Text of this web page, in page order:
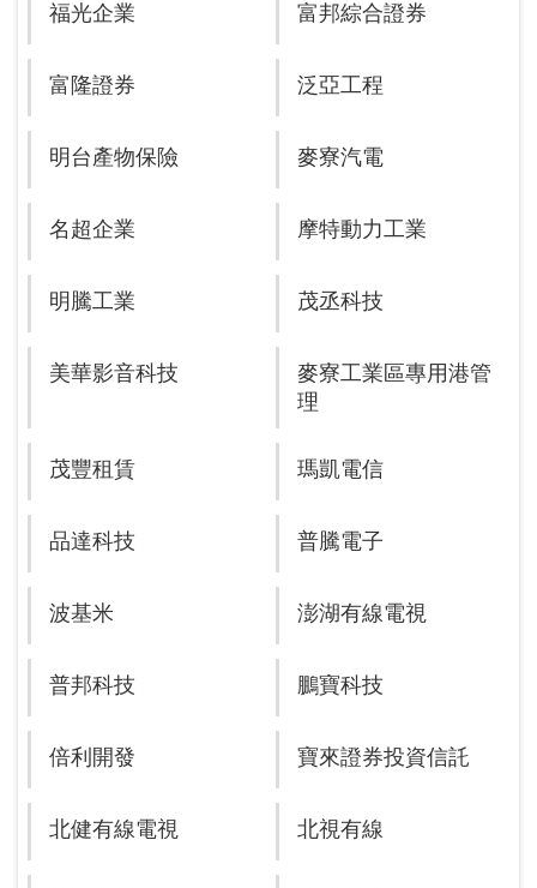
福光企業 富邦綜合證券
富隆證券 泛亞工程
明台產物保險 麥寮汽電
名超企業 摩特動力工業
明騰工業 茂丞科技
美華影音科技
麥寮工業區專用港管
理
茂豐租賃 瑪凱電信
品達科技 普騰電子
波基米 澎湖有線電視
普邦科技 鵬寶科技
倍利開發 寶來證券投資信託
北健有線電視 北視有線